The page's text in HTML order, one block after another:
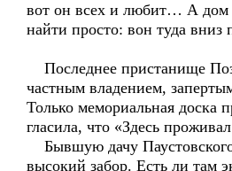
вот он всех и любит… А дом
найти просто: вон туда
Последнее пристанище
частным владением,
Только мемориальная доска
гласила, что «Здесь
Бывшую дачу
высокий забор. Есть ли там